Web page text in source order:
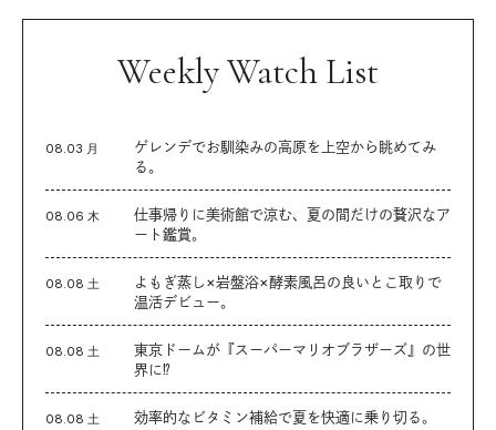
Weekly Watch List
08.03 月
ゲレンデでお馴染みの高原を上空から眺めてみ
る。
08.06 木
仕事帰りに美術館で涼む、夏の間だけの贅沢なア
ート鑑賞。
08.08 土
よもぎ蒸し×岩盤浴×酵素風呂の良いとこ取りで
温活デビュー。
08.08 土
東京ドームが『スーパーマリオブラザーズ』の世
界に⁉︎
08.08 土 効率的なビタミン補給で夏を快適に乗り切る。